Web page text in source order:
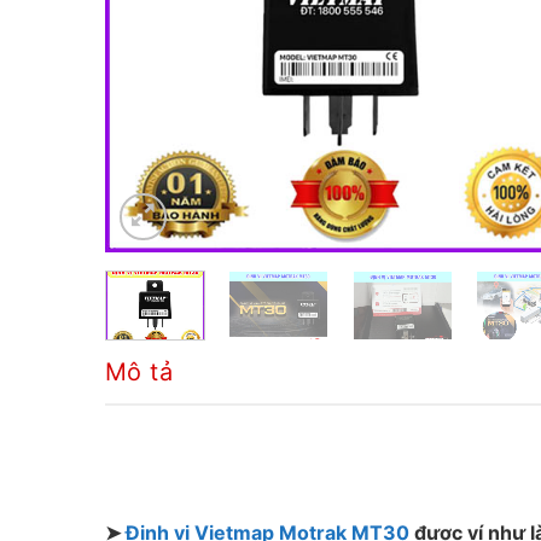
Mô tả
➤Định vị Vietmap Motrak MT30 được ví như